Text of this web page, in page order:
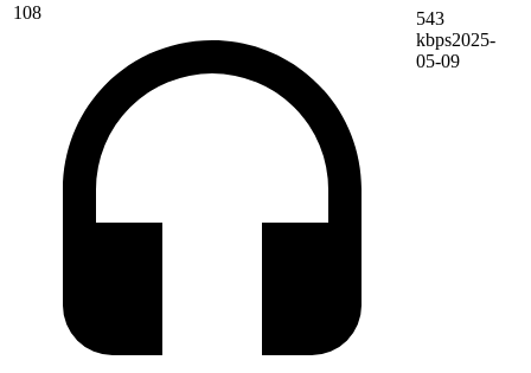
108
543
kbps2025-
05-09